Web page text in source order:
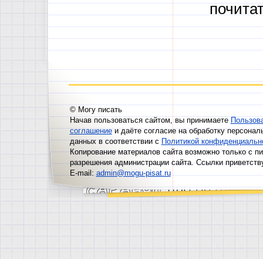
© Могу писать
Начав пользоваться сайтом, вы принимаете
соглашениеи даёте согласие на обработку
данных в соответствии сПолитикой
Копирование материалов сайта возможно только с
разрешения администрации сайта. Ссылки
E-mail:admin@mogu-pisat.ru